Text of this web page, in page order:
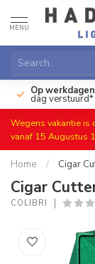
MENU
Op
dag verstuurd*
Wegens vakantie
vanaf 15 Augustus
Home / Cigar
Cigar
COLIBRI